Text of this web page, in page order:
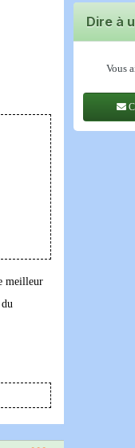
meilleur
Dire à
Vous